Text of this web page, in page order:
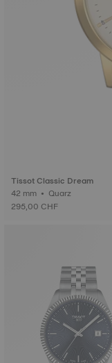
Tissot Classic Dream
42 mm • Quarz
295,00 CHF